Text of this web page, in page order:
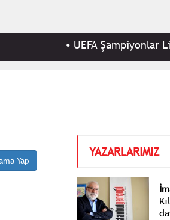
UEFA Şampiyonlar Ligi
Yap
YAZARLARIMIZ